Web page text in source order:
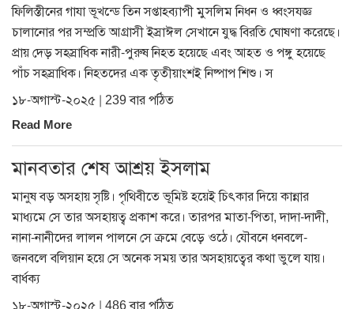
ফিলিস্তীনের গাযা ভূখন্ডে তিন সপ্তাহব্যাপী মুসলিম নিধন ও ধ্বংসযজ্ঞ
চালানোর পর সম্প্রতি আগ্রাসী ইস্রাঈল সেখানে যুদ্ধ বিরতি ঘোষণা করেছে।
প্রায় দেড় সহস্রাধিক নারী-পুরুষ নিহত হয়েছে এবং আহত ও পঙ্গু হয়েছে
পাঁচ সহস্রাধিক। নিহতদের এক তৃতীয়াংশই নিষ্পাপ শিশু। স
১৮-অগাস্ট-২০২৫ | 239 বার পঠিত
Read More
মানবতার শেষ আশ্রয় ইসলাম
মানুষ বড় অসহায় সৃষ্টি। পৃথিবীতে ভূমিষ্ট হয়েই চিৎকার দিয়ে কান্নার
মাধ্যমে সে তার অসহায়ত্ব প্রকাশ করে। তারপর মাতা-পিতা, দাদা-দাদী,
নানা-নানীদের লালন পালনে সে ক্রমে বেড়ে ওঠে। যৌবনে ধনবলে-
জনবলে বলিয়ান হয়ে সে অনেক সময় তার অসহায়ত্বের কথা ভুলে যায়।
বার্ধক্য
১৮-অগাস্ট-২০২৫ | 486 বার পঠিত